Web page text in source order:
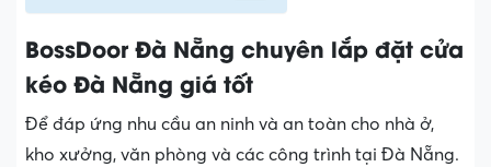
BossDoor Đà Nẵng chuyên lắp đặt cửa
kéo Đà Nẵng giá tốt
Để đáp ứng nhu cầu an ninh và an toàn cho nhà ở,
kho xưởng, văn phòng và các công trình tại Đà Nẵng.